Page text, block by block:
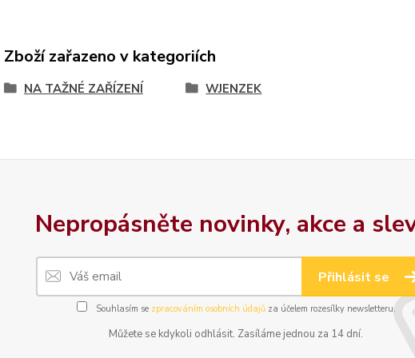
Zboží zařazeno v kategoriích
NA TAŽNÉ ZAŘÍZENÍ WJENZEK
Nepropásněte novinky, akce a
Přihlásit se
Souhlasím se zpracováním osobních údajůza účelem rozesílky newsletteru.
Můžete se kdykoli odhlásit. Zasíláme jednou za 14 dní.